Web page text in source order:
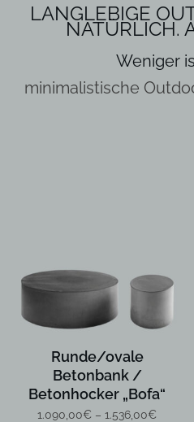
LANGLEBIGE
NATÜRLICH.
Weniger
minimalistische
Runde/ovale
Betonbank /
Betonhocker „Bofa“
1.090,00€ –1.536,00€
auf.
Die
Optionen
können
der
Produktseite
gewählt
werden